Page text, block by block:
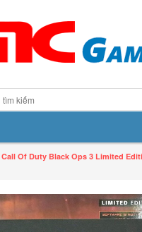
Call Of Duty Black Ops 3 Limited